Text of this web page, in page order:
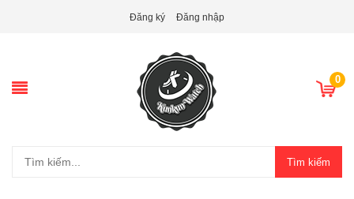
Đăng ký Đăng nhập
0
Tìm kiếm